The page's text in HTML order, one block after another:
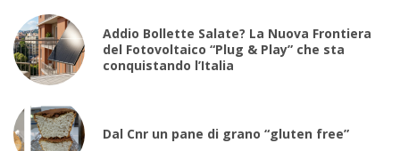
Addio Bollette Salate? La Nuova Frontiera
del Fotovoltaico “Plug & Play” che sta
conquistando l’Italia
Dal Cnr un pane di grano “gluten free”